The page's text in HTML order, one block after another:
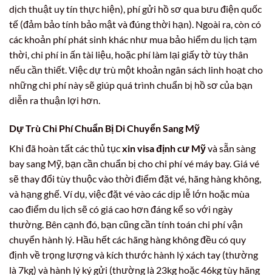
dịch thuật uy tín thực hiện), phí gửi hồ sơ qua bưu điện quốc
tế (đảm bảo tính bảo mật và đúng thời hạn). Ngoài ra, còn có
các khoản phí phát sinh khác như mua bảo hiểm du lịch tạm
thời, chi phí in ấn tài liệu, hoặc phí làm lại giấy tờ tùy thân
nếu cần thiết. Việc dự trù một khoản ngân sách linh hoạt cho
những chi phí này sẽ giúp quá trình chuẩn bị hồ sơ của bạn
diễn ra thuận lợi hơn.
Dự Trù Chi Phí Chuẩn Bị Di Chuyển Sang Mỹ
Khi đã hoàn tất các thủ tụcxin visa định cư Mỹvà sẵn sàng
bay sang Mỹ, bạn cần chuẩn bị cho chi phí vé máy bay. Giá vé
sẽ thay đổi tùy thuộc vào thời điểm đặt vé, hãng hàng không,
và hạng ghế. Ví dụ, việc đặt vé vào các dịp lễ lớn hoặc mùa
cao điểm du lịch sẽ có giá cao hơn đáng kể so với ngày
thường. Bên cạnh đó, bạn cũng cần tính toán chi phí vận
chuyển hành lý. Hầu hết các hãng hàng không đều có quy
định về trọng lượng và kích thước hành lý xách tay (thường
là 7kg) và hành lý ký gửi (thường là 23kg hoặc 46kg tùy hãng